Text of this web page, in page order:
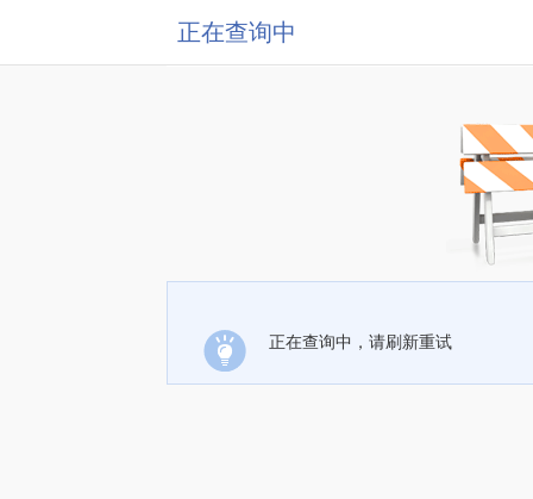
正在查询中
正在查询中，请刷新重试